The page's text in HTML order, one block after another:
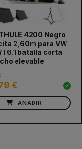
4200 Negro
2,60m para VW
batalla corta
elevable
€
AÑADIR
next